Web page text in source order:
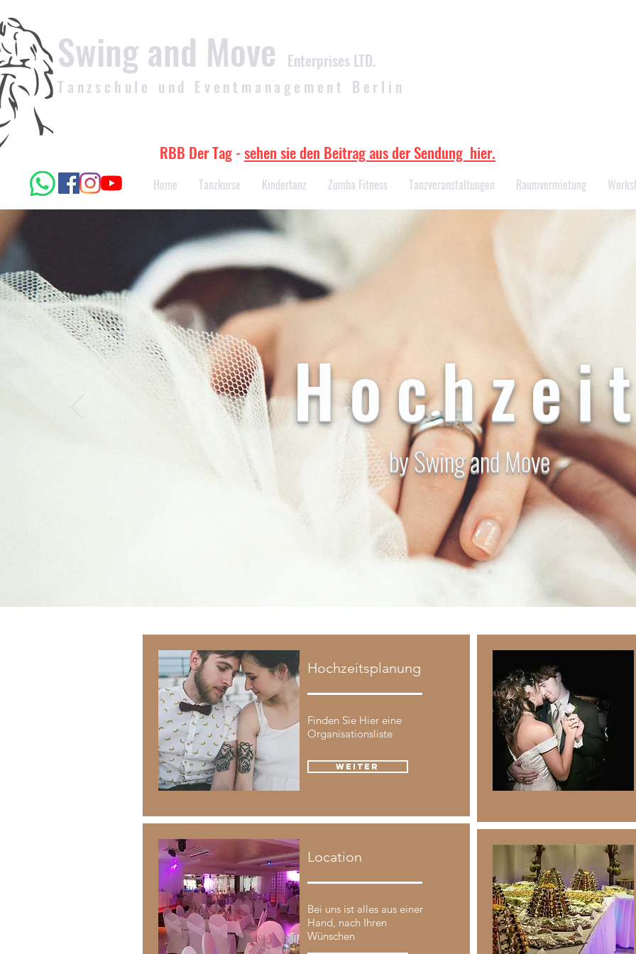
Swing and Move
Enterprises LTD.
Tanzschule und Eventmanagement Berlin
RBB Der Tag -sehen sie den Beitrag aus der Sendung hier.
Home Tanzkurse Kindertanz Zumba Fitness Tanzveranstaltungen Raumvermietung
by Swing and Move
Hochzeitsplanung
Finden Sie Hier eine
Organisationsliste
weiter
Location
Bei uns ist alles aus einer
Hand, nach Ihren
Wünschen